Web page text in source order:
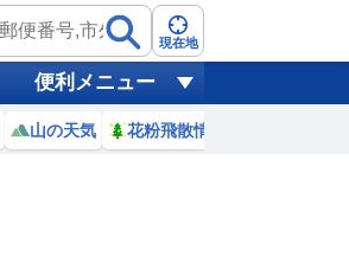
現在地
便利メニュー
山の天気 花粉飛散情報